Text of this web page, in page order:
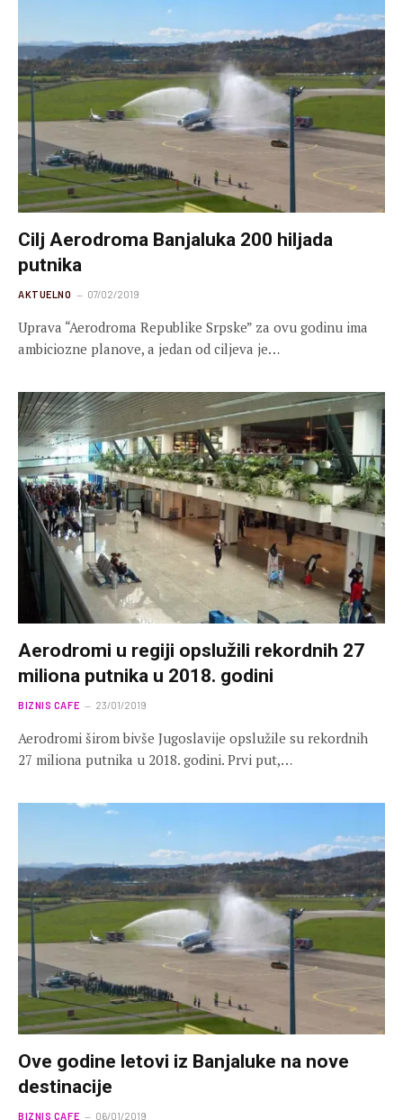
Cilj Aerodroma Banjaluka 200 hiljada
putnika
AKTUELNO 07/02/2019
Uprava “Aerodroma Republike Srpske” za ovu godinu ima
ambiciozne planove, a jedan od ciljeva je…
Aerodromi u regiji opslužili rekordnih 27
miliona putnika u 2018. godini
BIZNIS CAFE 23/01/2019
Aerodromi širom bivše Jugoslavije opslužile su rekordnih
27 miliona putnika u 2018. godini. Prvi put,…
Ove godine letovi iz Banjaluke na nove
destinacije
BIZNIS CAFE 06/01/2019